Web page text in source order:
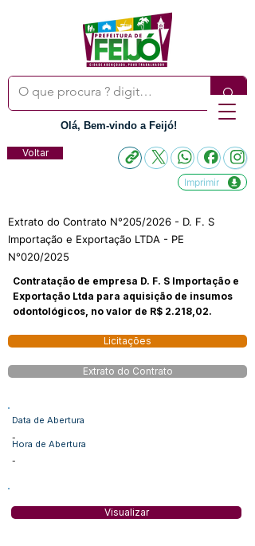
Olá, Bem-vindo a Feijó!
Voltar
Imprimir
Extrato do Contrato N°205/2026 - D. F. S
Importação e Exportação LTDA - PE
N°020/2025
Contratação de empresa D. F. S Importação e
Exportação Ltda para aquisição de insumos
odontológicos, no valor de R$ 2.218,02.
Licitações
Extrato do Contrato
Data de Abertura
-
Hora de Abertura
-
Visualizar